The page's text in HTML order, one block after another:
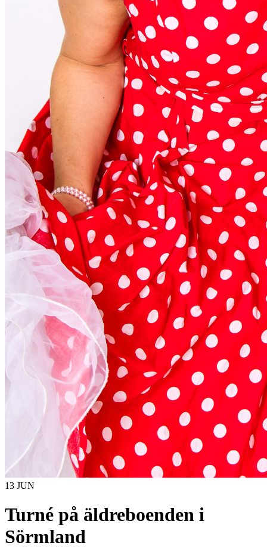
13 JUN
Turné på äldreboenden i
Sörmland